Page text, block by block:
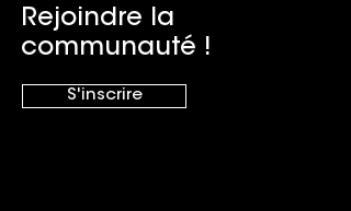
Rejoindre la
communauté !
S'inscrire